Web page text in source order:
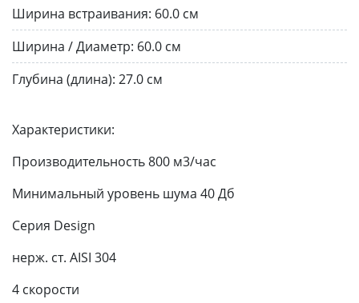
Ширина встраивания: 60.0 см
Ширина / Диаметр: 60.0 см
Глубина (длина): 27.0 см
Характеристики:
Производительность 800 м3/час
Минимальный уровень шума 40 Дб
Серия Design
нерж. ст. AISI 304
4 скорости